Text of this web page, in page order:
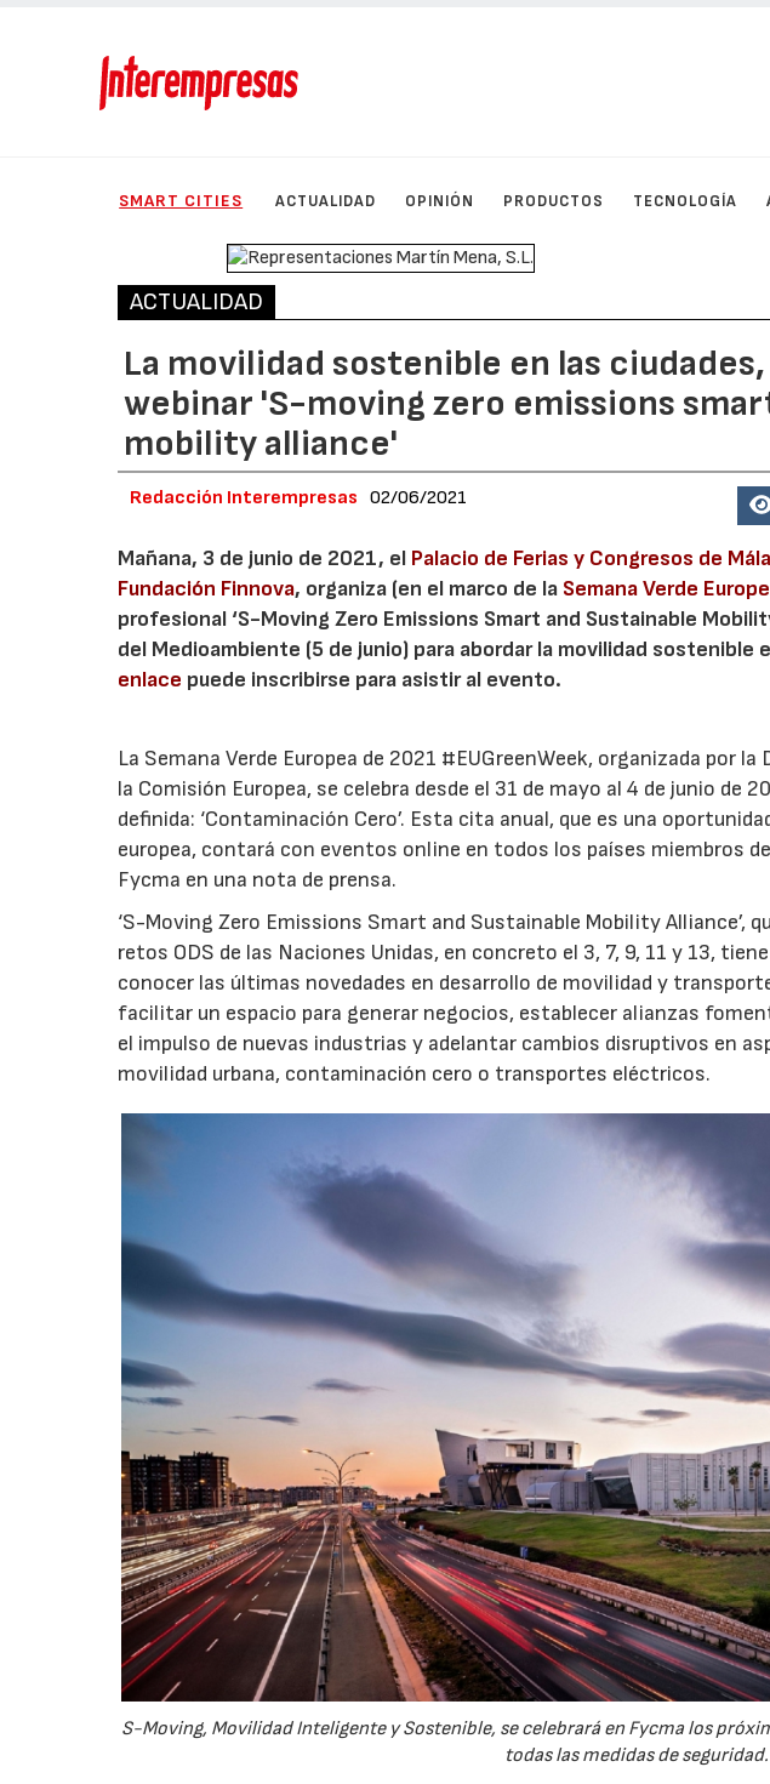
SMART CITIES ACTUALIDAD OPINIÓN PRODUCTOS TECNOLOGÍA
ACTUALIDAD
La movilidad sostenible en las
webinar 'S-moving zero emissions
mobility alliance'
Redacción Interempresas 02/06/2021
Mañana, 3 de junio de 2021, el Palacio de Ferias y Congresos de
Fundación Finnova, organiza (en el marco de la Semana Verde
profesional ‘S-Moving Zero Emissions Smart and Sustainable
del Medioambiente (5 de junio) para abordar la movilidad sostenible
enlace puede inscribirse para asistir al evento.
La Semana Verde Europea de 2021 #EUGreenWeek, organizada por
la Comisión Europea, se celebra desde el 31 de mayo al 4 de junio de
definida: ‘Contaminación Cero’. Esta cita anual, que es una
europea, contará con eventos online en todos los países miembros
Fycma en una nota de prensa.
‘S-Moving Zero Emissions Smart and Sustainable Mobility Alliance’,
retos ODS de las Naciones Unidas, en concreto el 3, 7, 9, 11 y 13,
conocer las últimas novedades en desarrollo de movilidad y
facilitar un espacio para generar negocios, establecer alianzas
el impulso de nuevas industrias y adelantar cambios disruptivos en
movilidad urbana, contaminación cero o transportes eléctricos.
S-Moving, Movilidad Inteligente y Sostenible, se celebrará en Fycma los
todas las medidas de seguridad.
07/07/2026